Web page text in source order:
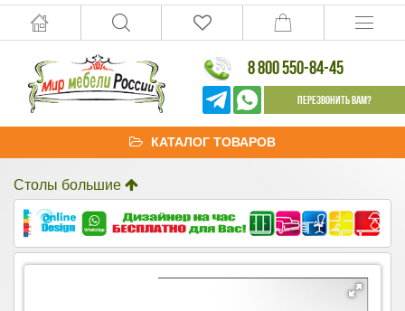
8 800 550-84-45
Перезвонить Вам?
КАТАЛОГ ТОВАРОВ
Столы большие